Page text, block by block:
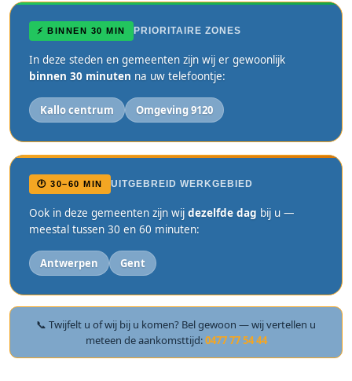
⚡ BINNEN 30 MIN PRIORITAIRE ZONES
In deze steden en gemeenten zijn wij er gewoonlijk
binnen 30 minuten na uw telefoontje:
Kallo centrum Omgeving 9120
🕐 30–60 MIN UITGEBREID WERKGEBIED
Ook in deze gemeenten zijn wij dezelfde dag bij u —
meestal tussen 30 en 60 minuten:
Antwerpen Gent
📞 Twijfelt u of wij bij u komen? Bel gewoon — wij vertellen u
meteen de aankomsttijd:0477 77 54 44